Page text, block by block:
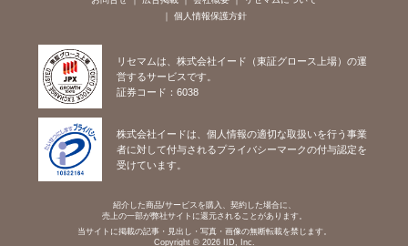
個人情報保護方針
リセマムは、株式会社イード（東証グロース上場）の運
営するサービスです。
証券コード：6038
株式会社イードは、個人情報の適切な取扱いを行う事業
者に対して付与されるプライバシーマークの付与認定を
受けています。
紹介した商品/サービスを購入、契約した場合に、
売上の一部が弊社サイトに還元されることがあります。
当サイトに掲載の記事・見出し・写真・画像の無断転載を禁じます。
Copyright © 2026 IID, Inc.